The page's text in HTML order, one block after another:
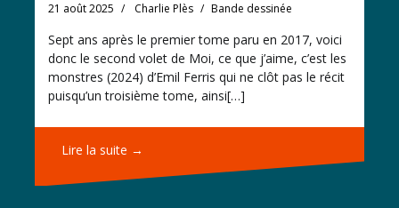
21 août 2025 Charlie Plès Bande dessinée
Sept ans après le premier tome paru en 2017, voici
donc le second volet de Moi, ce que j’aime, c’est les
monstres (2024) d’Emil Ferris qui ne clôt pas le récit
puisqu’un troisième tome, ainsi[…]
Lire la suite →